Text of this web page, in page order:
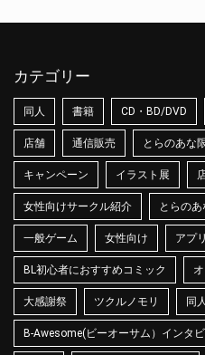
カテゴリー
同人 書籍 CD・BD/DVD
店舗 通信販売 とらのあな
キャンペーン イラスト展
女性向けサークル紹介 とらのあ
一般ゲーム 女性向け アプリ
BL初心者におすすめコミック
大感謝祭 ツクルノモリ 同
B-Awesome(ビーオーサム）インタ